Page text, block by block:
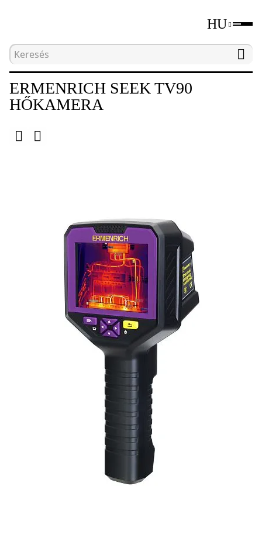
HU
Kezdőlap Roncsolásmentes tesztelő
ERMENRICH SEEK TV90
HŐKAMERA